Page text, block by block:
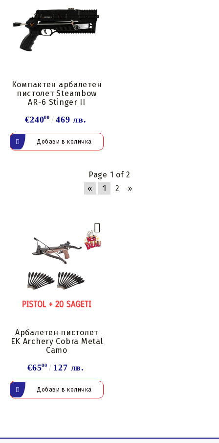
Компактен арбалетен
пистолет Steambow
AR-6 Stinger II
€24000 469 лв.
Page 1 of 2
«
1 2 »
Арбалетен пистолет
EK Archery Cobra Metal
Camo
€6500 127 лв.